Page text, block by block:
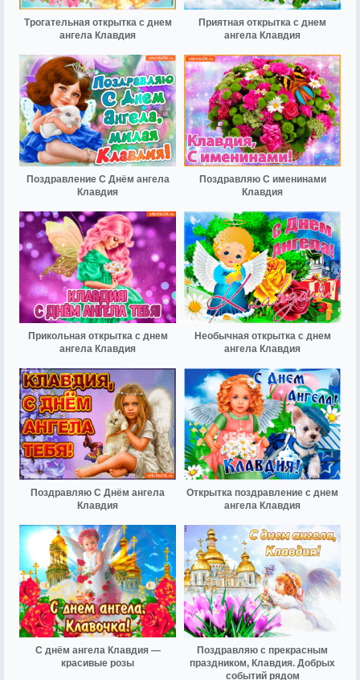
Трогательная открытка с днем
ангела Клавдия
Приятная открытка с днем
ангела Клавдия
Поздравление С Днём ангела
Клавдия
Поздравляю С именинами
Клавдия
Прикольная открытка с днем
ангела Клавдия
Необычная открытка с днем
ангела Клавдия
Поздравляю С Днём ангела
Клавдия
Открытка поздравление с днем
ангела Клавдия
С днём ангела Клавдия —
красивые розы
Поздравляю с прекрасным
праздником, Клавдия. Добрых
событий рядом